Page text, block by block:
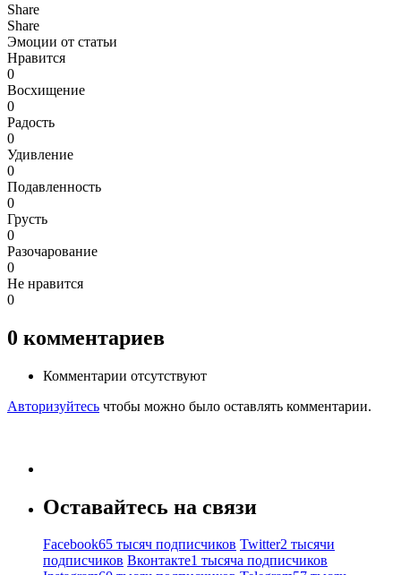
Share
Share
Эмоции от статьи
Нравится
0
Восхищение
0
Радость
0
Удивление
0
Подавленность
0
Грусть
0
Разочарование
0
Не нравится
0
0 комментариев
Комментарии отсутствуют
Авторизуйтесь чтобы можно было оставлять комментарии.
Оставайтесь на связи
Facebook65 тысяч подписчиков Twitter2 тысячи
подписчиков Вконтакте1 тысяча подписчиков